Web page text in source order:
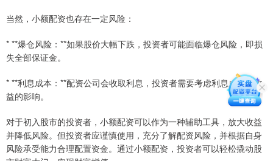
当然，小额配资也存在一定风险：
* **爆仓风险：**如果股价大幅下跌，投资者可能面临爆仓风险，即损
失全部保证金。
* **利息成本：**配资公司会收取利息，投资者需要考虑利息成本对收
益的影响。
对于初入股市的投资者，小额配资可以作为一种辅助工具，放大收益
并降低风险。但投资者应谨慎使用，充分了解配资风险，并根据自身
风险承受能力合理配置资金。通过小额配资，投资者可以轻松撬动股